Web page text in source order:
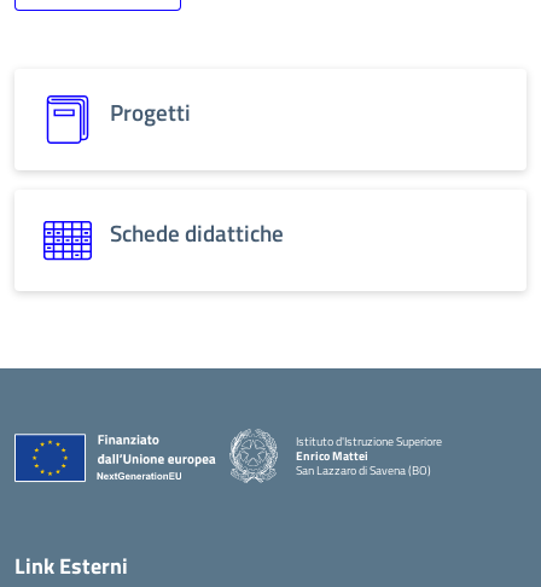
Progetti
Schede didattiche
Istituto d'Istruzione Superiore
Enrico Mattei
San Lazzaro di Savena (BO)
Link Esterni